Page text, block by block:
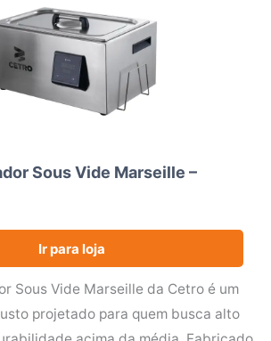
Sous Vide Marseille –
Ir para loja
Sous Vide Marseille da Cetro é um
projetado para quem busca alto